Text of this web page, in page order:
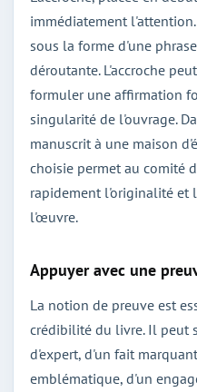
immédiatement
sous la forme d'une
déroutante. L'accroche
formuler une affirmation
singularité de l'ouvrage.
manuscrit à une maison
choisie permet au comité
rapidement l'originalité
l'œuvre.
Appuyer avec une
La notion de preuve est
crédibilité du livre. Il peut
d'expert, d'un fait
emblématique, d'un